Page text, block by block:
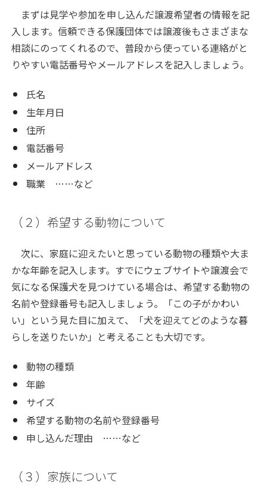
まずは見学や参加を申し込んだ譲渡希望者の情報を記
入します。信頼できる保護団体では譲渡後もさまざまな
相談にのってくれるので、普段から使っている連絡がと
りやすい電話番号やメールアドレスを記入しましょう。
氏名
生年月日
住所
電話番号
メールアドレス
職業 ……など
（２）希望する動物について
次に、家庭に迎えたいと思っている動物の種類や大ま
かな年齢を記入します。すでにウェブサイトや譲渡会で
気になる保護犬を見つけている場合は、希望する動物の
名前や登録番号も記入しましょう。「この子がかわい
い」という見た目に加えて、「犬を迎えてどのような暮
らしを送りたいか」と考えることも大切です。
動物の種類
年齢
サイズ
希望する動物の名前や登録番号
申し込んだ理由 ……など
（３）家族について